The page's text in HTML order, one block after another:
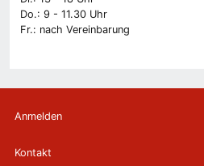
Do.: 9 - 11.30 Uhr
Fr.: nach Vereinbarung
Anmelden
Kontakt